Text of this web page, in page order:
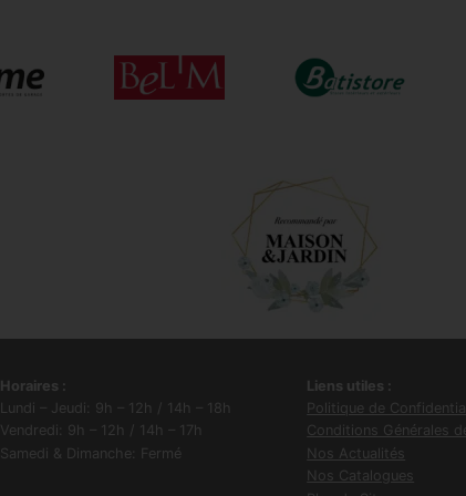
Horaires :
Lundi – Jeudi: 9h – 12h / 14h – 18h
Vendredi: 9h – 12h / 14h – 17h
Samedi & Dimanche: Fermé
Liens utiles :
Politique de
Conditions Générales
Nos Actualités
Nos Catalogues